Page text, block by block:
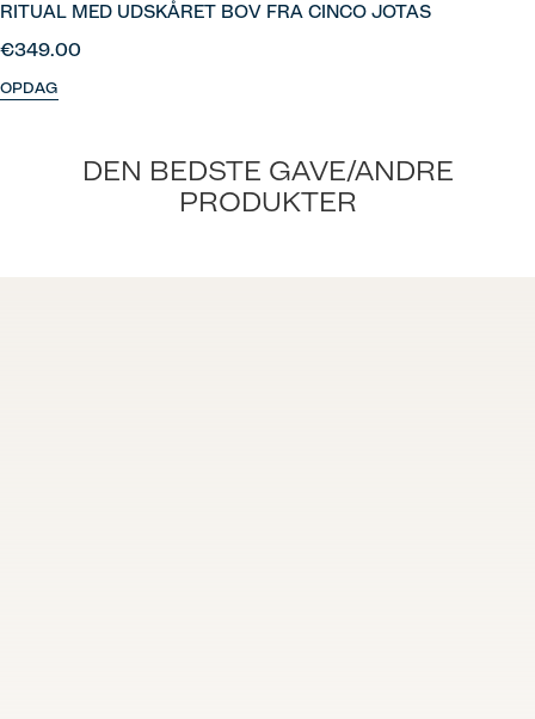
RITUAL MED UDSKÅRET BOV FRA CINCO JOTAS
€349.00
OPDAG
DEN BEDSTE GAVE/ANDRE
PRODUKTER